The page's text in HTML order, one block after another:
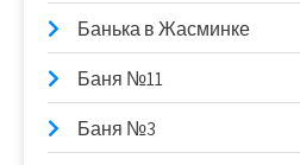
Банька в Жасминке
Баня №11
Баня №3